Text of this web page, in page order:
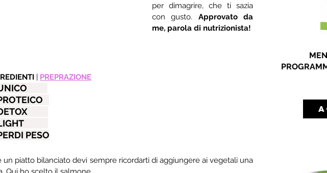
per dimagrire, che ti sazia
con gusto. Approvato da
me, parola di nutrizionista!
| PREPRAZIONE
UNICO
DETOX
LIGHT
PESO
un piatto bilanciato devi sempre ricordarti di aggiungere ai vegetali una